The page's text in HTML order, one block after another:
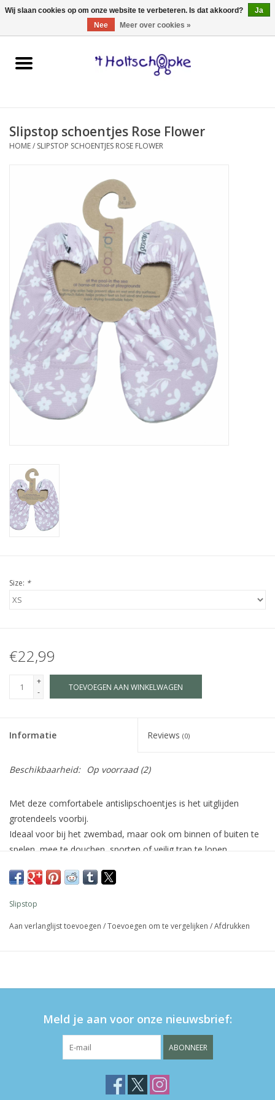
0 Artikelen - €0,00
Home
spellen
schmink & make-up
hebbedingen
kinderkamer
eten & drinken
knuffels
boeken
SALE
Merken
Slipstop schoentjes Rose Flower
HOME/ SLIPSTOP SCHOENTJES ROSE FLOWER
Size: *
€22,99
+
-
TOEVOEGEN AAN WINKELWAGEN
Informatie Reviews (0)
Beschikbaarheid: Op voorraad(2)
Met deze comfortabele antislipschoentjes is het uitglijden
grotendeels voorbij.
Ideaal voor bij het zwembad, maar ook om binnen of buiten te
spelen, mee te douchen, sporten of veilig trap te lopen.
antislip bij het zwembad
wasbaar (handwas)
Ftalaat vrij
S (maat 24-26) en M (27-29)
Slipstop
Aan verlanglijst toevoegen /Toevoegen om te vergelijken /Afdrukken
Meld je aan voor onze nieuwsbrief:
ABONNEER
Wij slaan cookies op om onze website te verbeteren. Is dat akkoord?
Ja
Nee
Meer over cookies »